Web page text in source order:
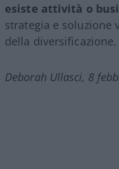
esiste attività o
strategia e soluzione
della diversificazione.
Deborah Ullasci, 8